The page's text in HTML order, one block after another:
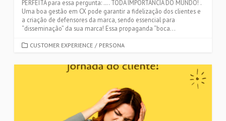
PERFEITA para essa pergunta: …. TODA IMPORTÂNCIA DO MUNDO! .
Uma boa gestão em CX pode garantir a fidelização dos clientes e
a criação de defensores da marca, sendo essencial para
“disseminação” da sua marca! Essa propaganda “boca...
CATEGORIES
CUSTOMER EXPERIENCE / PERSONA